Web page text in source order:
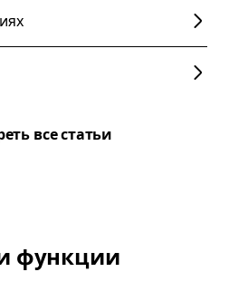
все статьи
функции